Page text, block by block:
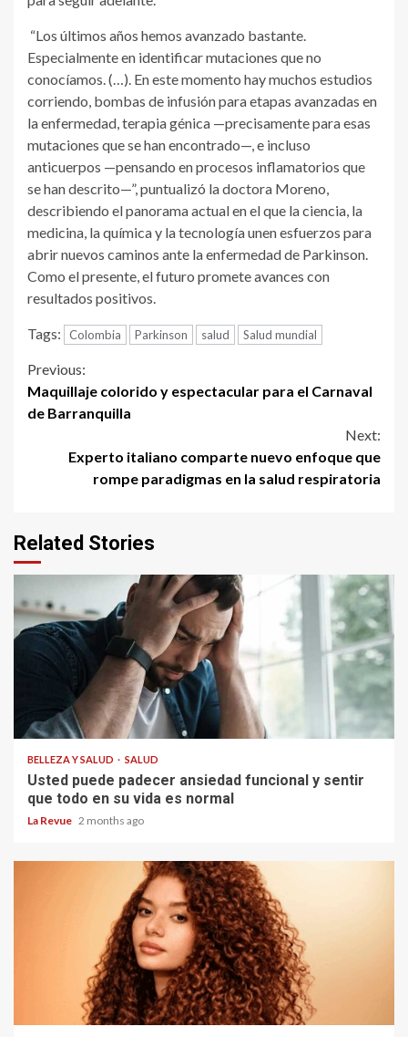
“Los últimos años hemos avanzado bastante.
Especialmente en identificar mutaciones que no
conocíamos. (…). En este momento hay muchos estudios
corriendo, bombas de infusión para etapas avanzadas en
la enfermedad, terapia génica —precisamente para esas
mutaciones que se han encontrado—, e incluso
anticuerpos —pensando en procesos inflamatorios que
se han descrito—”, puntualizó la doctora Moreno,
describiendo el panorama actual en el que la ciencia, la
medicina, la química y la tecnología unen esfuerzos para
abrir nuevos caminos ante la enfermedad de Parkinson.
Como el presente, el futuro promete avances con
resultados positivos.
Tags: Colombia Parkinson salud Salud mundial
Continue
Reading
Previous:
Maquillaje colorido y espectacular para el Carnaval
de Barranquilla
Next:
Experto italiano comparte nuevo enfoque que
rompe paradigmas en la salud respiratoria
Related Stories
BELLEZA Y SALUD SALUD
Usted puede padecer ansiedad funcional y sentir
que todo en su vida es normal
La Revue 2 months ago